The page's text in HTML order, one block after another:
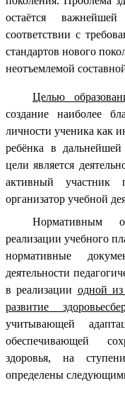
остаётся
соответствии с
стандартов нового
неотъемлемой
Целью
создание наиболее
личности ученика как
ребёнка в
цели является
активный участник
организатор учебной
Нормативным
реализации учебного
нормативные
деятельности
в реализации одной
развитие
учитывающей
обеспечивающей
здоровья, на
определены